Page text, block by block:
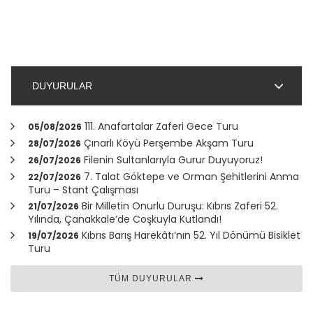
DUYURULAR
05/08/2026 111. Anafartalar Zaferi Gece Turu
28/07/2026 Çınarlı Köyü Perşembe Akşam Turu
26/07/2026 Filenin Sultanlarıyla Gurur Duyuyoruz!
22/07/2026 7. Talat Göktepe ve Orman Şehitlerini Anma
Turu – Stant Çalışması
21/07/2026 Bir Milletin Onurlu Duruşu: Kıbrıs Zaferi 52.
Yılında, Çanakkale’de Coşkuyla Kutlandı!
19/07/2026 Kıbrıs Barış Harekâtı’nın 52. Yıl Dönümü Bisiklet
Turu
TÜM DUYURULAR